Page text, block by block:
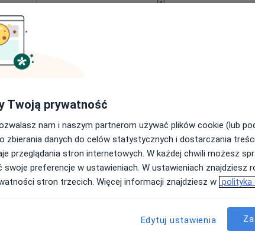
250 zł
Dziś
7 Sie
Jutro
8 Sie
Ndz,
9 Sie
Pon,
10 Sie
Umawianie online nie jest dostępne
Twoją prywatność
nam i naszym partnerom używać plików cookie (lub
zbierania danych do celów statystycznych i dostarczania
przeglądania stron internetowych. W każdej chwili możesz
swoje preferencje w ustawieniach. W ustawieniach znajdziesz
stron trzecich. Więcej informacji znajdziesz w polityka
Edytuj ustawienia